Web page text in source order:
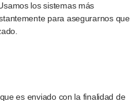
los sistemas más
para asegurarnos que
es enviado con la finalidad de